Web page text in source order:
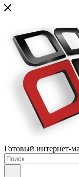
Готовый интернет-